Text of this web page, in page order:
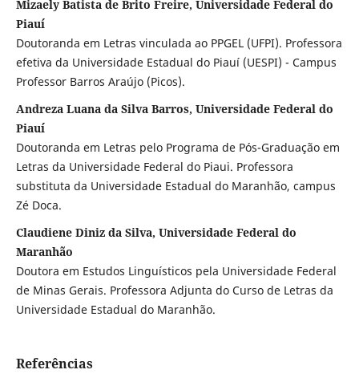
Mizaely Batista de Brito Freire, Universidade Federal do
Piauí
Doutoranda em Letras vinculada ao PPGEL (UFPI). Professora
efetiva da Universidade Estadual do Piauí (UESPI) - Campus
Professor Barros Araújo (Picos).
Andreza Luana da Silva Barros, Universidade Federal do
Piauí
Doutoranda em Letras pelo Programa de Pós-Graduação em
Letras da Universidade Federal do Piaui. Professora
substituta da Universidade Estadual do Maranhão, campus
Zé Doca.
Claudiene Diniz da Silva, Universidade Federal do
Maranhão
Doutora em Estudos Linguísticos pela Universidade Federal
de Minas Gerais. Professora Adjunta do Curso de Letras da
Universidade Estadual do Maranhão.
Referências